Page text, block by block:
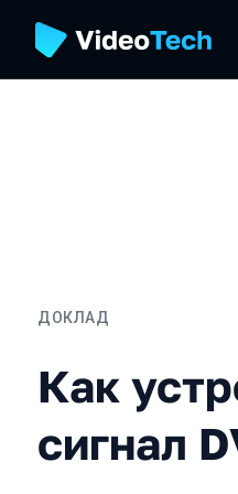
ДОКЛАД
Как
Как
сигнал